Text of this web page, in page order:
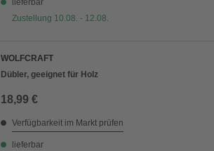
lieferbar
Zustellung 10.08. - 12.08.
WOLFCRAFT
Dübler, geeignet für Holz
18,99 €
Verfügbarkeit im Markt prüfen
lieferbar